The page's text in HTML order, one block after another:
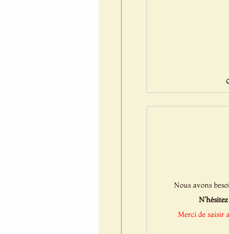
Nous avons
Merci de saisir